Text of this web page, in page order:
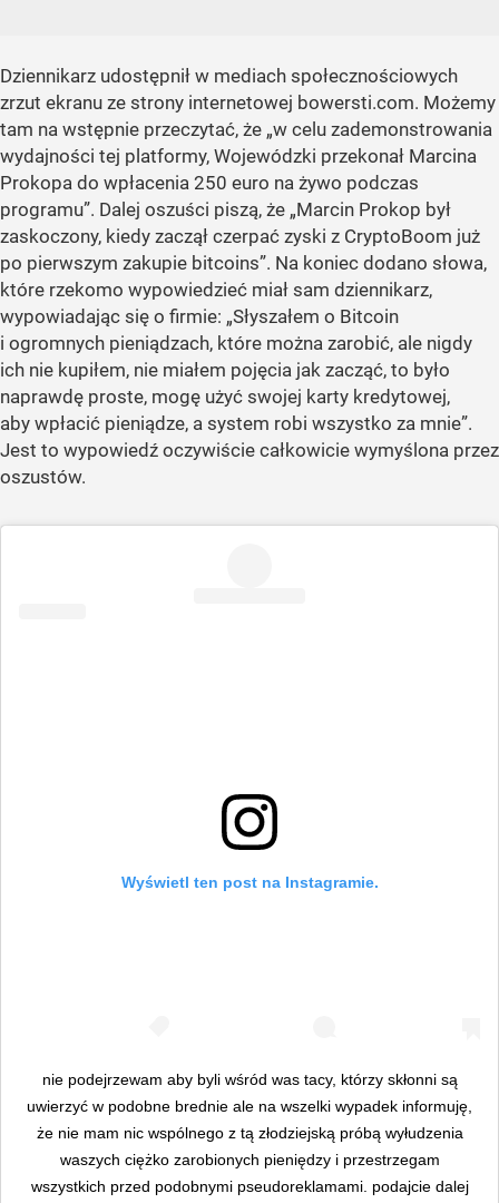
Dziennikarz udostępnił w mediach społecznościowych
zrzut ekranu ze strony internetowej bowersti.com. Możemy
tam na wstępnie przeczytać, że „w celu zademonstrowania
wydajności tej platformy, Wojewódzki przekonał Marcina
Prokopa do wpłacenia 250 euro na żywo podczas
programu”. Dalej oszuści piszą, że „Marcin Prokop był
zaskoczony, kiedy zaczął czerpać zyski z CryptoBoom już
po pierwszym zakupie bitcoins”. Na koniec dodano słowa,
które rzekomo wypowiedzieć miał sam dziennikarz,
wypowiadając się o firmie: „Słyszałem o Bitcoin
i ogromnych pieniądzach, które można zarobić, ale nigdy
ich nie kupiłem, nie miałem pojęcia jak zacząć, to było
naprawdę proste, mogę użyć swojej karty kredytowej,
aby wpłacić pieniądze, a system robi wszystko za mnie”.
Jest to wypowiedź oczywiście całkowicie wymyślona przez
oszustów.
Wyświetl ten post na Instagramie.
nie podejrzewam aby byli wśród was tacy, którzy skłonni są
uwierzyć w podobne brednie ale na wszelki wypadek informuję,
że nie mam nic wspólnego z tą złodziejską próbą wyłudzenia
waszych ciężko zarobionych pieniędzy i przestrzegam
wszystkich przed podobnymi pseudoreklamami. podajcie dalej